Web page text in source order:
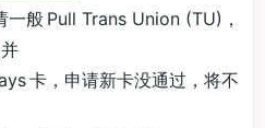
一般 Pull Trans Union (TU)，
卡，申请新卡没通过，将不